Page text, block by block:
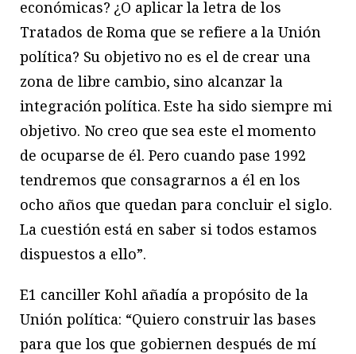
económicas? ¿O aplicar la letra de los
Tratados de Roma que se refiere a la Unión
política? Su objetivo no es el de crear una
zona de libre cambio, sino alcanzar la
integración política. Este ha sido siempre mi
objetivo. No creo que sea este el momento
de ocuparse de él. Pero cuando pase 1992
tendremos que consagrarnos a él en los
ocho años que quedan para concluir el siglo.
La cuestión está en saber si todos estamos
dispuestos a ello”.
E1 canciller Kohl añadía a propósito de la
Unión política: “Quiero construir las bases
para que los que gobiernen después de mí